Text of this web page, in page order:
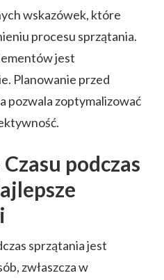
wskazówek, które
procesu sprzątania.
jest
Planowanie przed
pozwala zoptymalizować
podczas
sprzątania jest
zwłaszcza w